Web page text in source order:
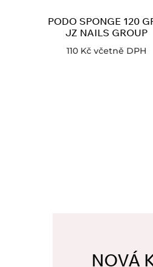
PODO SPONGE 120
JZ NAILS GROUP
110 Kč včetně DPH
NOVÁ